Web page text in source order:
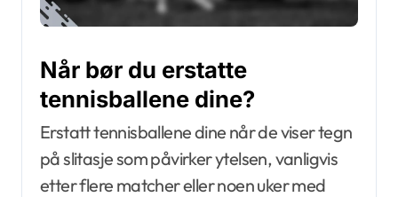
Når bør du erstatte
tennisballene dine?
Erstatt tennisballene dine når de viser tegn
på slitasje som påvirker ytelsen, vanligvis
etter flere matcher eller noen uker med